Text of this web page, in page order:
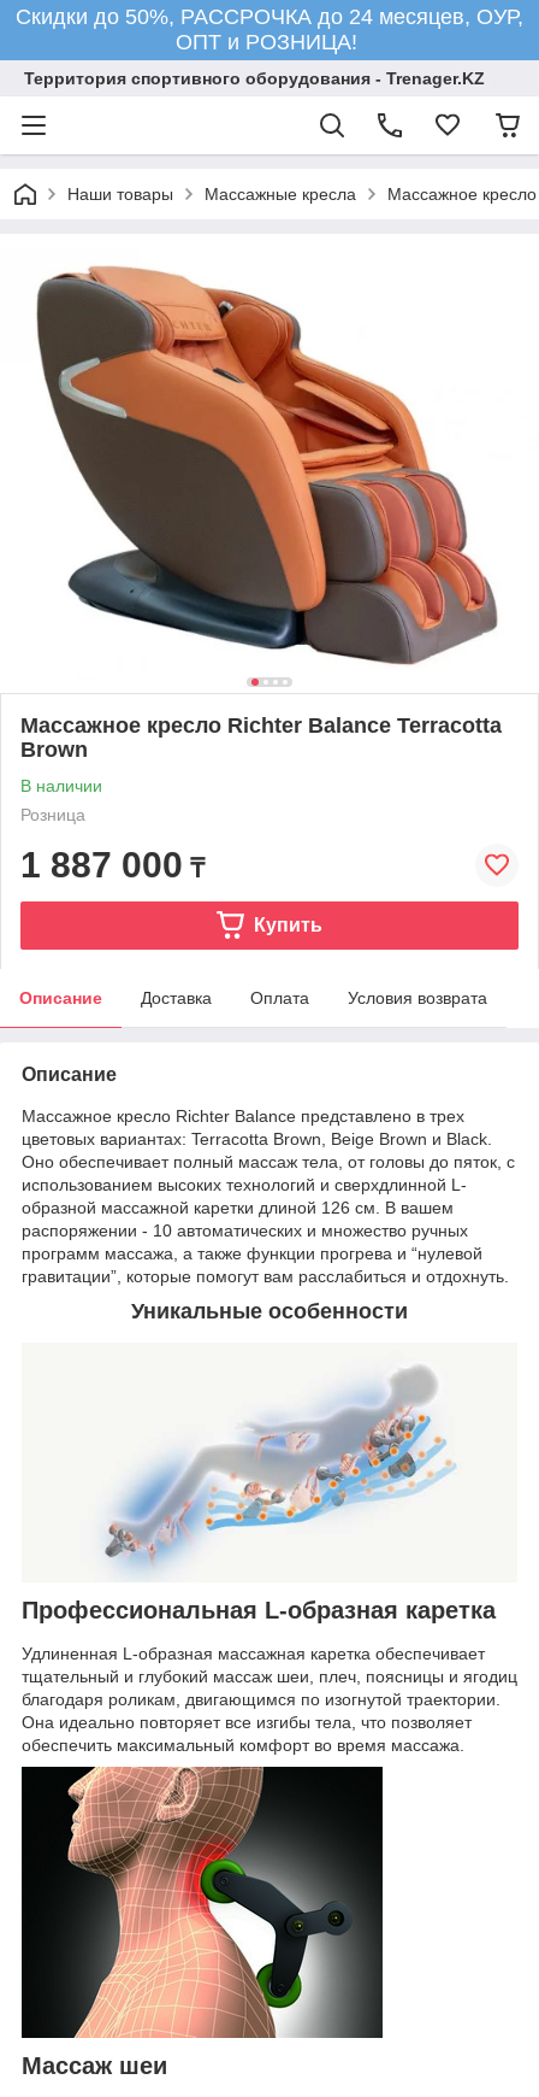
Скидки до 50%, РАССРОЧКА до 24 месяцев, ОУР,
ОПТ и РОЗНИЦА!
Территория спортивного оборудования - Trenager.KZ
Наши товары Массажные кресла Массажное
Массажное кресло Richter Balance Terracotta
Brown
В наличии
Розница
1 887 000 ₸
Купить
Описание Доставка Оплата Условия возврата
Описание
Массажное кресло Richter Balance представлено в трех
цветовых вариантах: Terracotta Brown, Beige Brown и Black.
Оно обеспечивает полный массаж тела, от головы до пяток, с
использованием высоких технологий и сверхдлинной L-
образной массажной каретки длиной 126 см. В вашем
распоряжении - 10 автоматических и множество ручных
программ массажа, а также функции прогрева и “нулевой
гравитации”, которые помогут вам расслабиться и отдохнуть.
Уникальные особенности
Профессиональная L-образная каретка
Удлиненная L-образная массажная каретка обеспечивает
тщательный и глубокий массаж шеи, плеч, поясницы и ягодиц
благодаря роликам, двигающимся по изогнутой траектории.
Она идеально повторяет все изгибы тела, что позволяет
обеспечить максимальный комфорт во время массажа.
Массаж шеи